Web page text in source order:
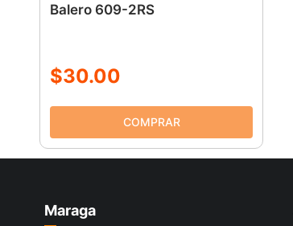
Balero 609-2RS
$30.00
Maraga